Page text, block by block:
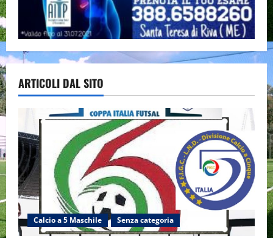
ARTICOLI DAL SITO
Calcio a 5 Maschile Senza categoria